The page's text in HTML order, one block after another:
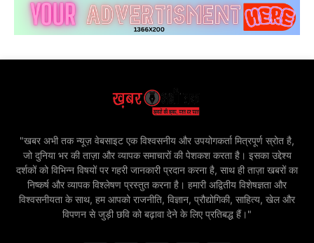
"खबर अभी तक न्यूज़ वेबसाइट एक विश्वसनीय और उपयोगकर्ता मित्रपूर्ण स्रोत है,
जो दुनिया भर की ताज़ा और व्यापक समाचारों की पेशकश करता है। इसका उद्देश्य
दर्शकों को विभिन्न विषयों पर गहरी जानकारी प्रदान करना है, साथ ही ताज़ा खबरों का
निष्कर्ष और व्यापक विश्लेषण प्रस्तुत करना है। हमारी अद्वितीय विशेषज्ञता और
विश्वसनीयता के साथ, हम आपको राजनीति, विज्ञान, प्रौद्योगिकी, साहित्य, खेल और
विपणन से जुड़ी छवि को बढ़ावा देने के लिए प्रतिबद्ध हैं।"